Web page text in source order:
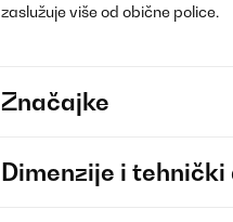
zaslužuje više od obične police.
Značajke
Dimenzije i